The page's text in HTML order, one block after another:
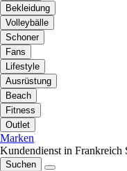
Bekleidung
Volleybälle
Schoner
Fans
Lifestyle
Ausrüstung
Beach
Fitness
Outlet
Marken
Kundendienst in Frankreich
Suchen